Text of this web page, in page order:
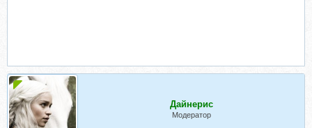
Дайнерис
Модератор